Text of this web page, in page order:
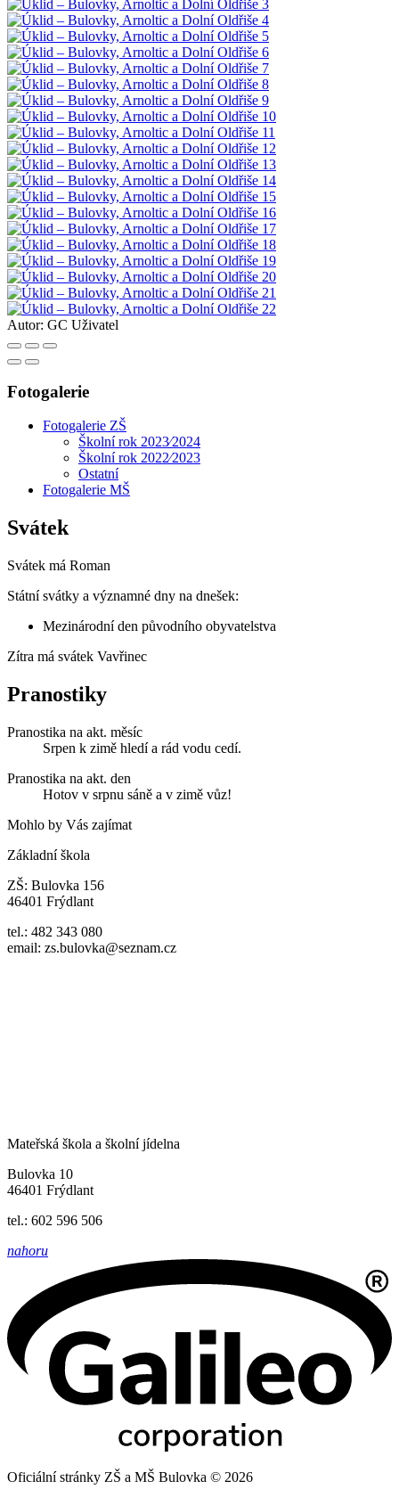
Autor: GC Uživatel
Fotogalerie
Fotogalerie ZŠ
Školní rok 2023⁄2024
Školní rok 2022⁄2023
Ostatní
Fotogalerie MŠ
Svátek
Svátek má Roman
Státní svátky a významné dny na dnešek:
Mezinárodní den původního obyvatelstva
Zítra má svátek Vavřinec
Pranostiky
Pranostika na akt. měsíc
Srpen k zimě hledí a rád vodu cedí.
Pranostika na akt. den
Hotov v srpnu sáně a v zimě vůz!
Mohlo by Vás zajímat
Základní škola
ZŠ: Bulovka 156
46401 Frýdlant
tel.: 482 343 080
email: zs.bulovka@seznam.cz
Mateřská škola a školní jídelna
Bulovka 10
46401 Frýdlant
tel.: 602 596 506
nahoru
Oficiální stránky ZŠ a MŠ Bulovka © 2026